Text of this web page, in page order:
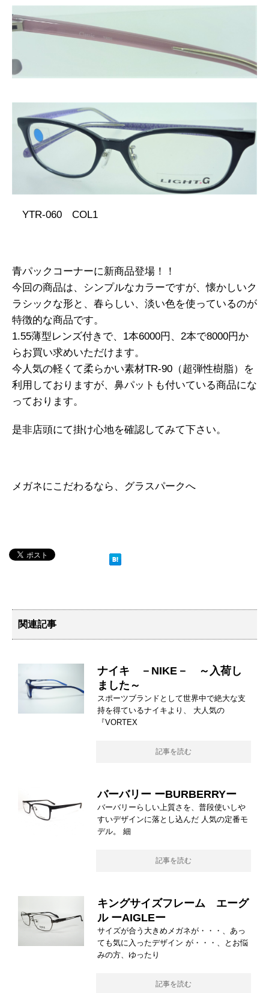
YTR-060 COL1
青パックコーナーに新商品登場！！
今回の商品は、シンプルなカラーですが、懐かしいク
ラシックな形と、春らしい、淡い色を使っているのが
特徴的な商品です。
1.55薄型レンズ付きで、1本6000円、2本で8000円か
らお買い求めいただけます。
今人気の軽くて柔らかい素材TR-90（超弾性樹脂）を
利用しておりますが、鼻パットも付いている商品にな
っております。
是非店頭にて掛け心地を確認してみて下さい。
メガネにこだわるなら、グラスパークへ
関連記事
ナイキ －NIKE－ ～入荷し
ました～
スポーツブランドとして世界中で絶大な支
持を得ているナイキより、 大人気の
『VORTEX
記事を読む
バーバリー ーBURBERRYー
バーバリーらしい上質さを、普段使いしや
すいデザインに落とし込んだ 人気の定番モ
デル。 細
記事を読む
キングサイズフレーム エーグ
ル ーAIGLEー
サイズが合う大きめメガネが・・・、あっ
ても気に入ったデザイン が・・・、とお悩
みの方、ゆったり
記事を読む